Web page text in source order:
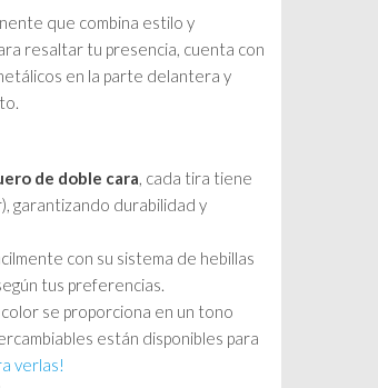
desde
155,00 €
que combina estilo y
resaltar tu presencia, cuenta con
en la parte delantera y
de doble cara, cada tira tiene
garantizando durabilidad y
con su sistema de hebillas
tus preferencias.
se proporciona en un tono
están disponibles para
verlas!